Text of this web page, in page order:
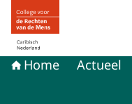
Naar de homepage
Home Actueel